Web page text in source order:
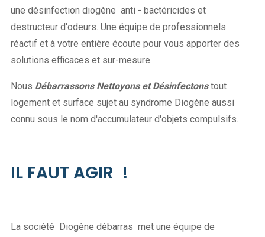
une désinfection diogène anti - bactéricides et
destructeur d'odeurs. Une équipe de professionnels
réactif et à votre entière écoute pour vous apporter des
solutions efficaces et sur-mesure.
Nous Débarrassons Nettoyons et Désinfectons tout
logement et surface sujet au syndrome Diogène aussi
connu sous le nom d'accumulateur d'objets compulsifs.
IL FAUT AGIR !
La société Diogène débarras met une équipe de